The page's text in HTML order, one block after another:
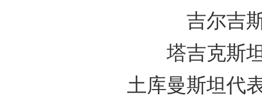
吉尔吉
塔吉克
土库曼斯坦